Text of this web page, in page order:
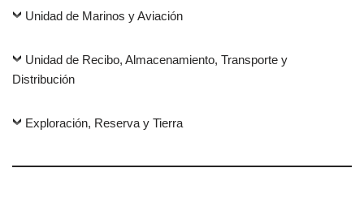
Unidad de Marinos y Aviación
Unidad de Recibo, Almacenamiento, Transporte y
Distribución
Exploración, Reserva y Tierra